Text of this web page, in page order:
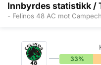
Innbyrdes statistikk /
- Felinos 48 AC mot
33%